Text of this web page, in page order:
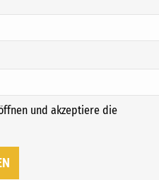
und akzeptiere die